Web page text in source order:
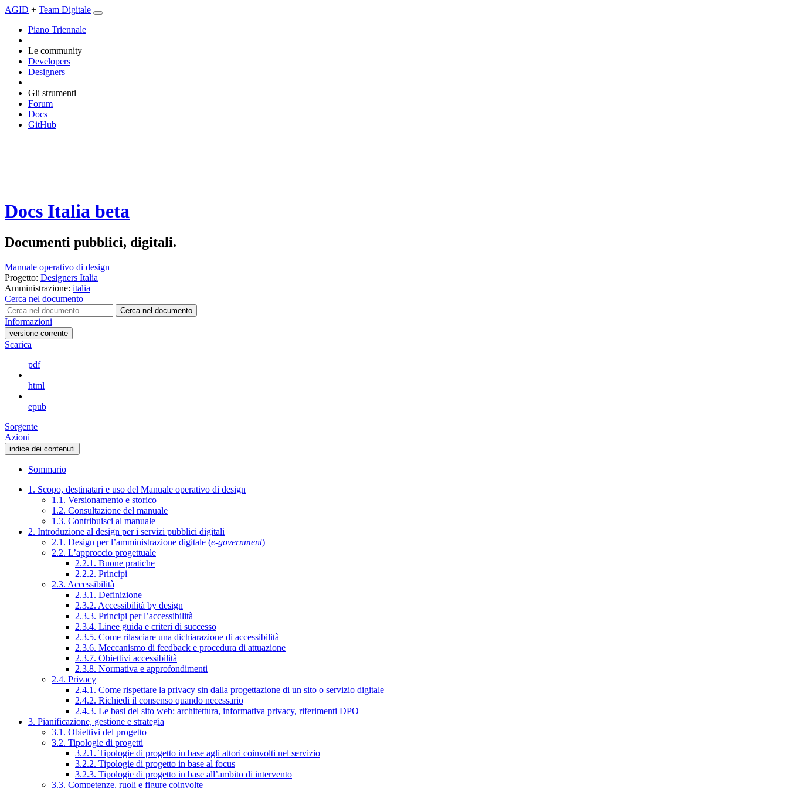
AGID + Team Digitale
Piano Triennale
Le community
Developers
Designers
Gli strumenti
Forum
Docs
GitHub
Docs Italia beta
Documenti pubblici, digitali.
Manuale operativo di design
Progetto: Designers Italia
Amministrazione: italia
Cerca nel documento
Cerca nel documento
Informazioni
versione-corrente
Scarica
pdf
html
epub
Sorgente
Azioni
indice dei contenuti
Sommario
1. Scopo, destinatari e uso del Manuale operativo di design
1.1. Versionamento e storico
1.2. Consultazione del manuale
1.3. Contribuisci al manuale
2. Introduzione al design per i servizi pubblici digitali
2.1. Design per l’amministrazione digitale (e-government)
2.2. L’approccio progettuale
2.2.1. Buone pratiche
2.2.2. Principi
2.3. Accessibilità
2.3.1. Definizione
2.3.2. Accessibilità by design
2.3.3. Principi per l’accessibilità
2.3.4. Linee guida e criteri di successo
2.3.5. Come rilasciare una dichiarazione di accessibilità
2.3.6. Meccanismo di feedback e procedura di attuazione
2.3.7. Obiettivi accessibilità
2.3.8. Normativa e approfondimenti
2.4. Privacy
2.4.1. Come rispettare la privacy sin dalla progettazione di un sito o servizio digitale
2.4.2. Richiedi il consenso quando necessario
2.4.3. Le basi del sito web: architettura, informativa privacy, riferimenti DPO
3. Pianificazione, gestione e strategia
3.1. Obiettivi del progetto
3.2. Tipologie di progetti
3.2.1. Tipologie di progetto in base agli attori coinvolti nel servizio
3.2.2. Tipologie di progetto in base al focus
3.2.3. Tipologie di progetto in base all’ambito di intervento
3.3. Competenze, ruoli e figure coinvolte